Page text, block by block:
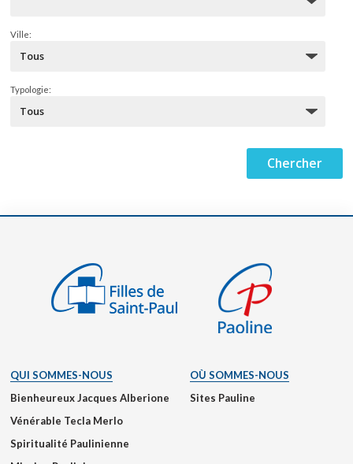
Ville:
Typologie:
QUI SOMMES-NOUS
Bienheureux Jacques Alberione
Vénérable Tecla Merlo
Spiritualité Paulinienne
OÙ SOMMES-NOUS
Sites Pauline